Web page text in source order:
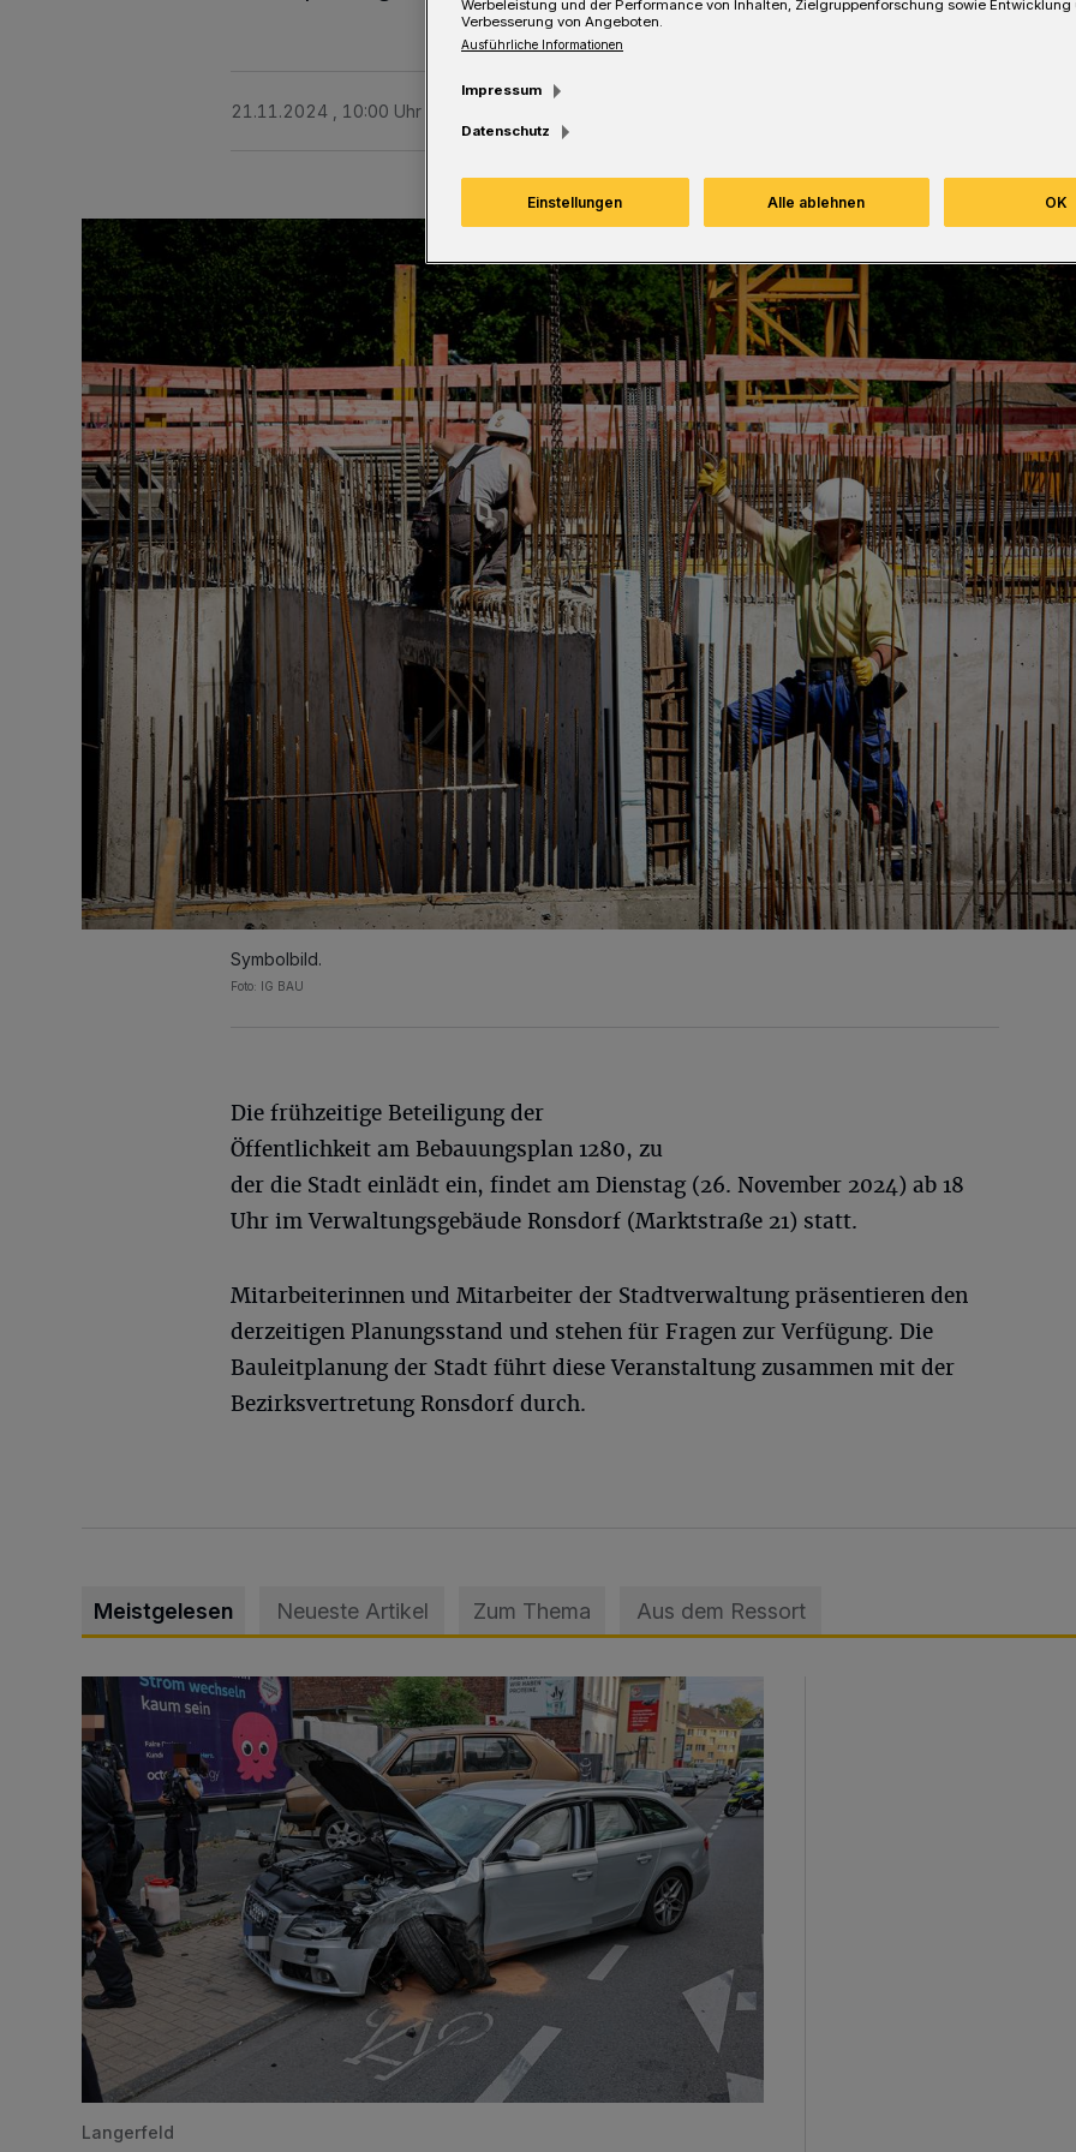
21.11.2024 , 10:00 Uhr
Symbolbild.
Foto: IG BAU
Die frühzeitige Beteiligung der
Öffentlichkeit am Bebauungsplan 1280, zu
der die Stadt einlädt ein, findet am Dienstag (26. November 2024) ab 18
Uhr im Verwaltungsgebäude Ronsdorf (Marktstraße 21) statt.
Mitarbeiterinnen und Mitarbeiter der Stadtverwaltung präsentieren den
derzeitigen Planungsstand und stehen für Fragen zur Verfügung. Die
Bauleitplanung der Stadt führt diese Veranstaltung zusammen mit der
Bezirksvertretung Ronsdorf durch.
Meistgelesen Neueste Artikel Zum Thema Aus dem Ressort
Schwerer Unfall mit 2,48 Promille
Langerfeld
Werbeleistung und der Performance von Inhalten, Zielgruppenforschung sowie Entwicklung
Verbesserung von Angeboten.
Ausführliche Informationen
Impressum
Datenschutz
Einstellungen Alle ablehnen OK